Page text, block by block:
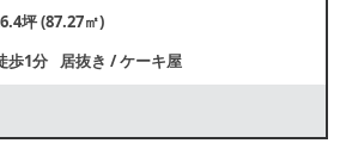
坪 (87.27㎡)
歩1分 居抜き /ケーキ屋